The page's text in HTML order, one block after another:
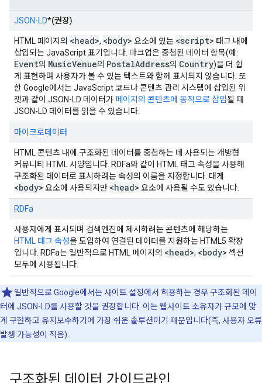
JSON-LD*(권장)
HTML 페이지의 <head>, <body> 요소에 있는 <script> 태그 내에
삽입되는 JavaScript 표기입니다. 마크업은 중첩된 데이터 항목(예:
Event의 MusicVenue의 PostalAddress의 Country)을 더 쉽
게 표현하며 사용자가 볼 수 있는 텍스트와 함께 표시되지 않습니다. 또
한 Google에서는 JavaScript 코드나 콘텐츠 관리 시스템에 삽입된 위
젯과 같이 JSON-LD 데이터가페이지의 콘텐츠에 동적으로 삽입될 때
JSON-LD 데이터를 읽을 수 있습니다.
마이크로데이터
HTML 콘텐츠 내에 구조화된 데이터를 중첩하는 데 사용되는 개방형
커뮤니티 HTML 사양입니다. RDFa와 같이 HTML 태그 속성을 사용해
구조화된 데이터로 표시하려는 속성의 이름을 지정합니다. 대게
<body> 요소에 사용되지만 <head> 요소에 사용될 수도 있습니다.
RDFa
사용자에게 표시되며 검색엔진에 제시하려는 콘텐츠에 해당하는
HTML 태그 속성을 도입하여 연결된 데이터를 지원하는 HTML5 확장
입니다. RDFa는 일반적으로 HTML 페이지의 <head>, <body> 섹션
모두에 사용됩니다.
일반적으로 Google에서는 사이트 설정에서 허용하는 경우 구조화된 데이
터에 JSON-LD를 사용할 것을 권장합니다. 이는 웹사이트 소유자가 규모에 맞
게 구현하고 유지보수하기에 가장 쉬운 솔루션이기 때문입니다(즉, 사용자 오류
발생 가능성이 적음).
구조화된 데이터 가이드라인